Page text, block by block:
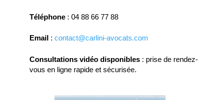
Téléphone: 04 88 66 77 88
Email: contact@carlini-avocats.com
Consultations vidéo disponibles: prise de rendez-
vous en ligne rapide et sécurisée.